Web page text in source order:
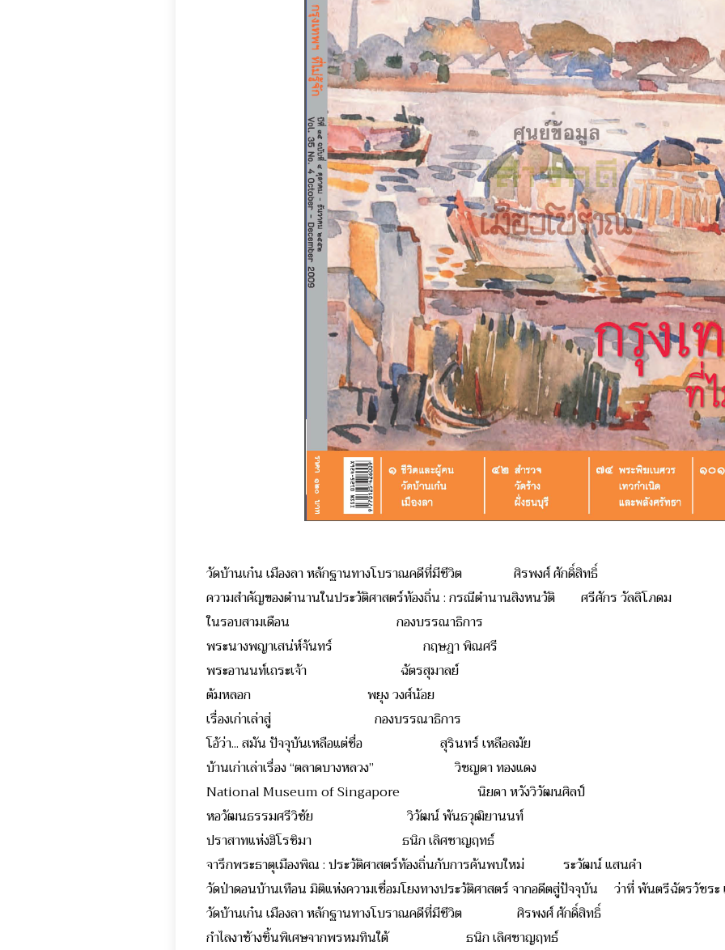
วัดบ้านเก๋น เมืองลา หลักฐานทางโบราณคดีที่มีชีวิต ศิรพงศ์ ศักดิ์สิทธิ์
ความสำคัญของตำนานในประวัติศาสตร์ท้องถิ่น : กรณีตำนานสิงหนวัติ ศรีศักร วัลลิโภดม
ในรอบสามเดือน กองบรรณาธิการ
พระนางพญาเสน่ห์จันทร์ กฤษฎา พิณศรี
พระอานนท์เถระเจ้า ฉัตรสุมาลย์
ต้มหลอก พยุง วงศ์น้อย
เรื่องเก่าเล่าสู่ กองบรรณาธิการ
โอ้ว่า... สมัน ปัจจุบันเหลือแต่ชื่อ สุรินทร์ เหลือลมัย
บ้านเก่าเล่าเรื่อง “ตลาดบางหลวง” วิชญดา ทองแดง
National Museum of Singapore นิยดา หวังวิวัฒนศิลป์
หอวัฒนธรรมศรีวิชัย วิวัฒน์ พันธวุฒิยานนท์
ปราสาทแห่งฮิโรชิมา ธนิก เลิศชาญฤทธ์
จารึกพระธาตุเมืองพิณ : ประวัติศาสตร์ท้องถิ่นกับการค้นพบใหม่ ระวัฒน์ แสนคำ
วัดป่าดอนบ้านเทือน มิติแห่งความเชื่อมโยงทางประวัติศาสตร์ จากอดีตสู่ปัจจุบัน ว่าที่ พันตรีฉัตรวัชระ
วัดบ้านเก๋น เมืองลา หลักฐานทางโบราณคดีที่มีชีวิต ศิรพงศ์ ศักดิ์สิทธิ์
กำไลงาช้างชิ้นพิเศษจากพรหมทินใต้ ธนิก เลิศชาญฤทธ์